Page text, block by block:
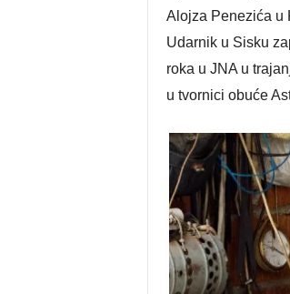
Alojza Penezića u
Udarnik u Sisku
roka u JNA u
u tvornici obuće